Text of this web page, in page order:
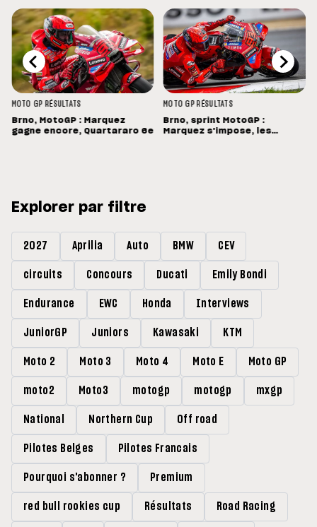
MOTO GP RÉSULTATS
Brno, MotoGP : Marquez
gagne encore, Quartararo 6e
MOTO GP RÉSULTATS
Brno, sprint MotoGP :
Marquez s'impose, les
Explorer par filtre
2027 Aprilia Auto BMW CEV
circuits Concours Ducati Emily Bondi
Endurance EWC Honda Interviews
JuniorGP Juniors Kawasaki KTM
Moto 2 Moto 3 Moto 4 Moto E Moto GP
moto2 Moto3 motogp motogp mxgp
National Northern Cup Off road
Pilotes Belges Pilotes Francais
Pourquoi s'abonner ? Premium
red bull rookies cup Résultats Road Racing